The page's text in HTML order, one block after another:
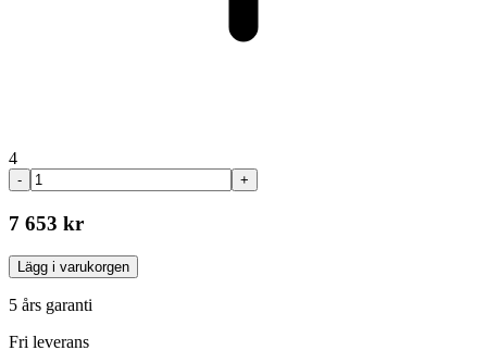
4
- +
7 653 kr
Lägg i varukorgen
5 års garanti
Fri leverans